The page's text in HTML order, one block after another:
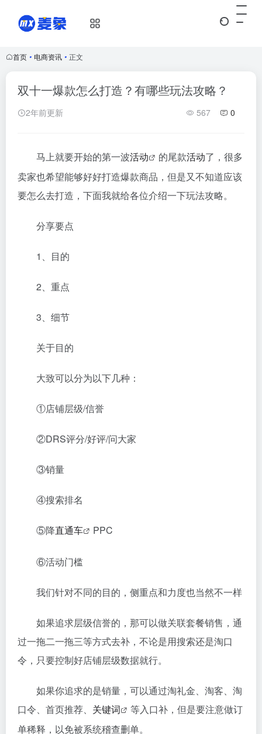
首页 • 电商资讯 • 正文
双十一爆款怎么打造？有哪些玩法攻略？
2年前更新 567 0
马上就要开始的第一波活动 的尾款活动了，很多
卖家也希望能够好好打造爆款商品，但是又不知道应该
要怎么去打造，下面我就给各位介绍一下玩法攻略。
分享要点
1、目的
2、重点
3、细节
关于目的
大致可以分为以下几种：
①店铺层级/信誉
②DRS评分/好评/问大家
③销量
④搜索排名
⑤降直通车 PPC
⑥活动门槛
我们针对不同的目的，侧重点和力度也当然不一样
如果追求层级信誉的，那可以做关联套餐销售，通
过一拖二一拖三等方式去补，不论是用搜索还是淘口
令，只要控制好店铺层级数据就行。
如果你追求的是销量，可以通过淘礼金、淘客、淘
口令、首页推荐、 关键词
等入口补，但是要注意做订
单稀释，以免被系统稽查删单。